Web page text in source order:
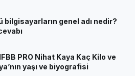
genel adı nedir?
PRO Nihat Kaya Kaç Kilo ve
yaşı ve biyografisi